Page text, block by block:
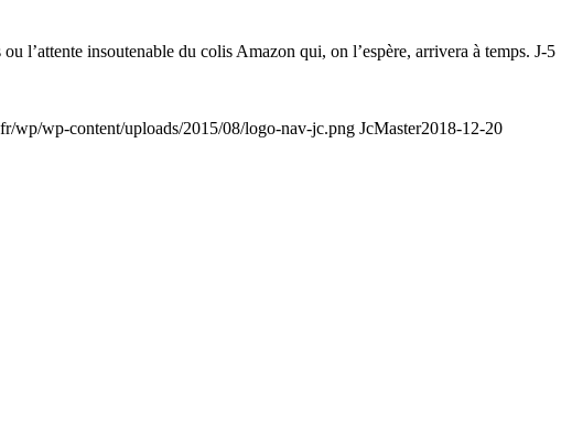
l’attente insoutenable du colis Amazon qui, on l’espère, arrivera à temps. J-5
wp/wp-content/uploads/2015/08/logo-nav-jc.png JcMaster2018-12-20